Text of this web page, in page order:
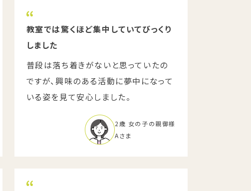
教室では驚くほど集中していてびっくり
しました
普段は落ち着きがないと思っていたの
ですが、興味のある活動に夢中になって
いる姿を見て安心しました。
2歳 女の子の親御様
Aさま